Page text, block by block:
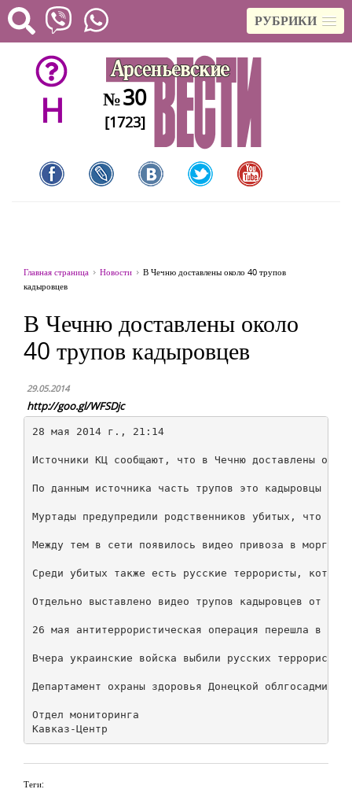
РУБРИКИ
H №30
[1723]
Главная страница Новости
В Чечню доставлены около 40 трупов
кадыровцев
В Чечню доставлены около
40 трупов кадыровцев
29.05.2014
http://goo.gl/WFSDjc
28 мая 2014 г., 21:14
Источники КЦ сообщают, что в Чечню доставлены
По данным источника часть трупов это кадыровцы
Муртады предупредили родственников убитых, что
Между тем в сети появилось видео привоза в морг
Среди убитых также есть русские террористы,
Отдельно выставлено видео трупов кадыровцев от
26 мая антитеррористическая операция перешла в
Вчера украинские войска выбили русских
Департамент охраны здоровья Донецкой
Отдел мониторинга
Теги: